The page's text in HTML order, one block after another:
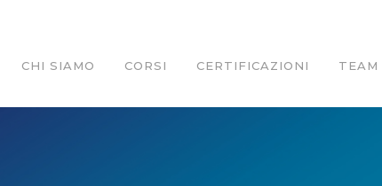
CHI SIAMO CORSI CERTIFICAZIONI TEAM